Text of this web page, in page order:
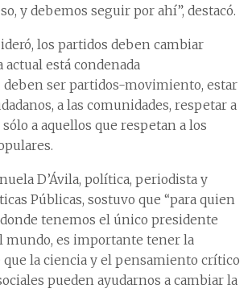
y debemos seguir por ahí”, destacó.
los partidos deben cambiar
actual está condenada
ser partidos-movimiento, estar
a las comunidades, respetar a
a aquellos que respetan a los
D’Ávila, política, periodista y
Públicas, sostuvo que “para quien
tenemos el único presidente
mundo, es importante tener la
la ciencia y el pensamiento crítico
pueden ayudarnos a cambiar la